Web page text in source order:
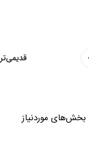
قدیمی‌تر
بخش‌های موردنیاز